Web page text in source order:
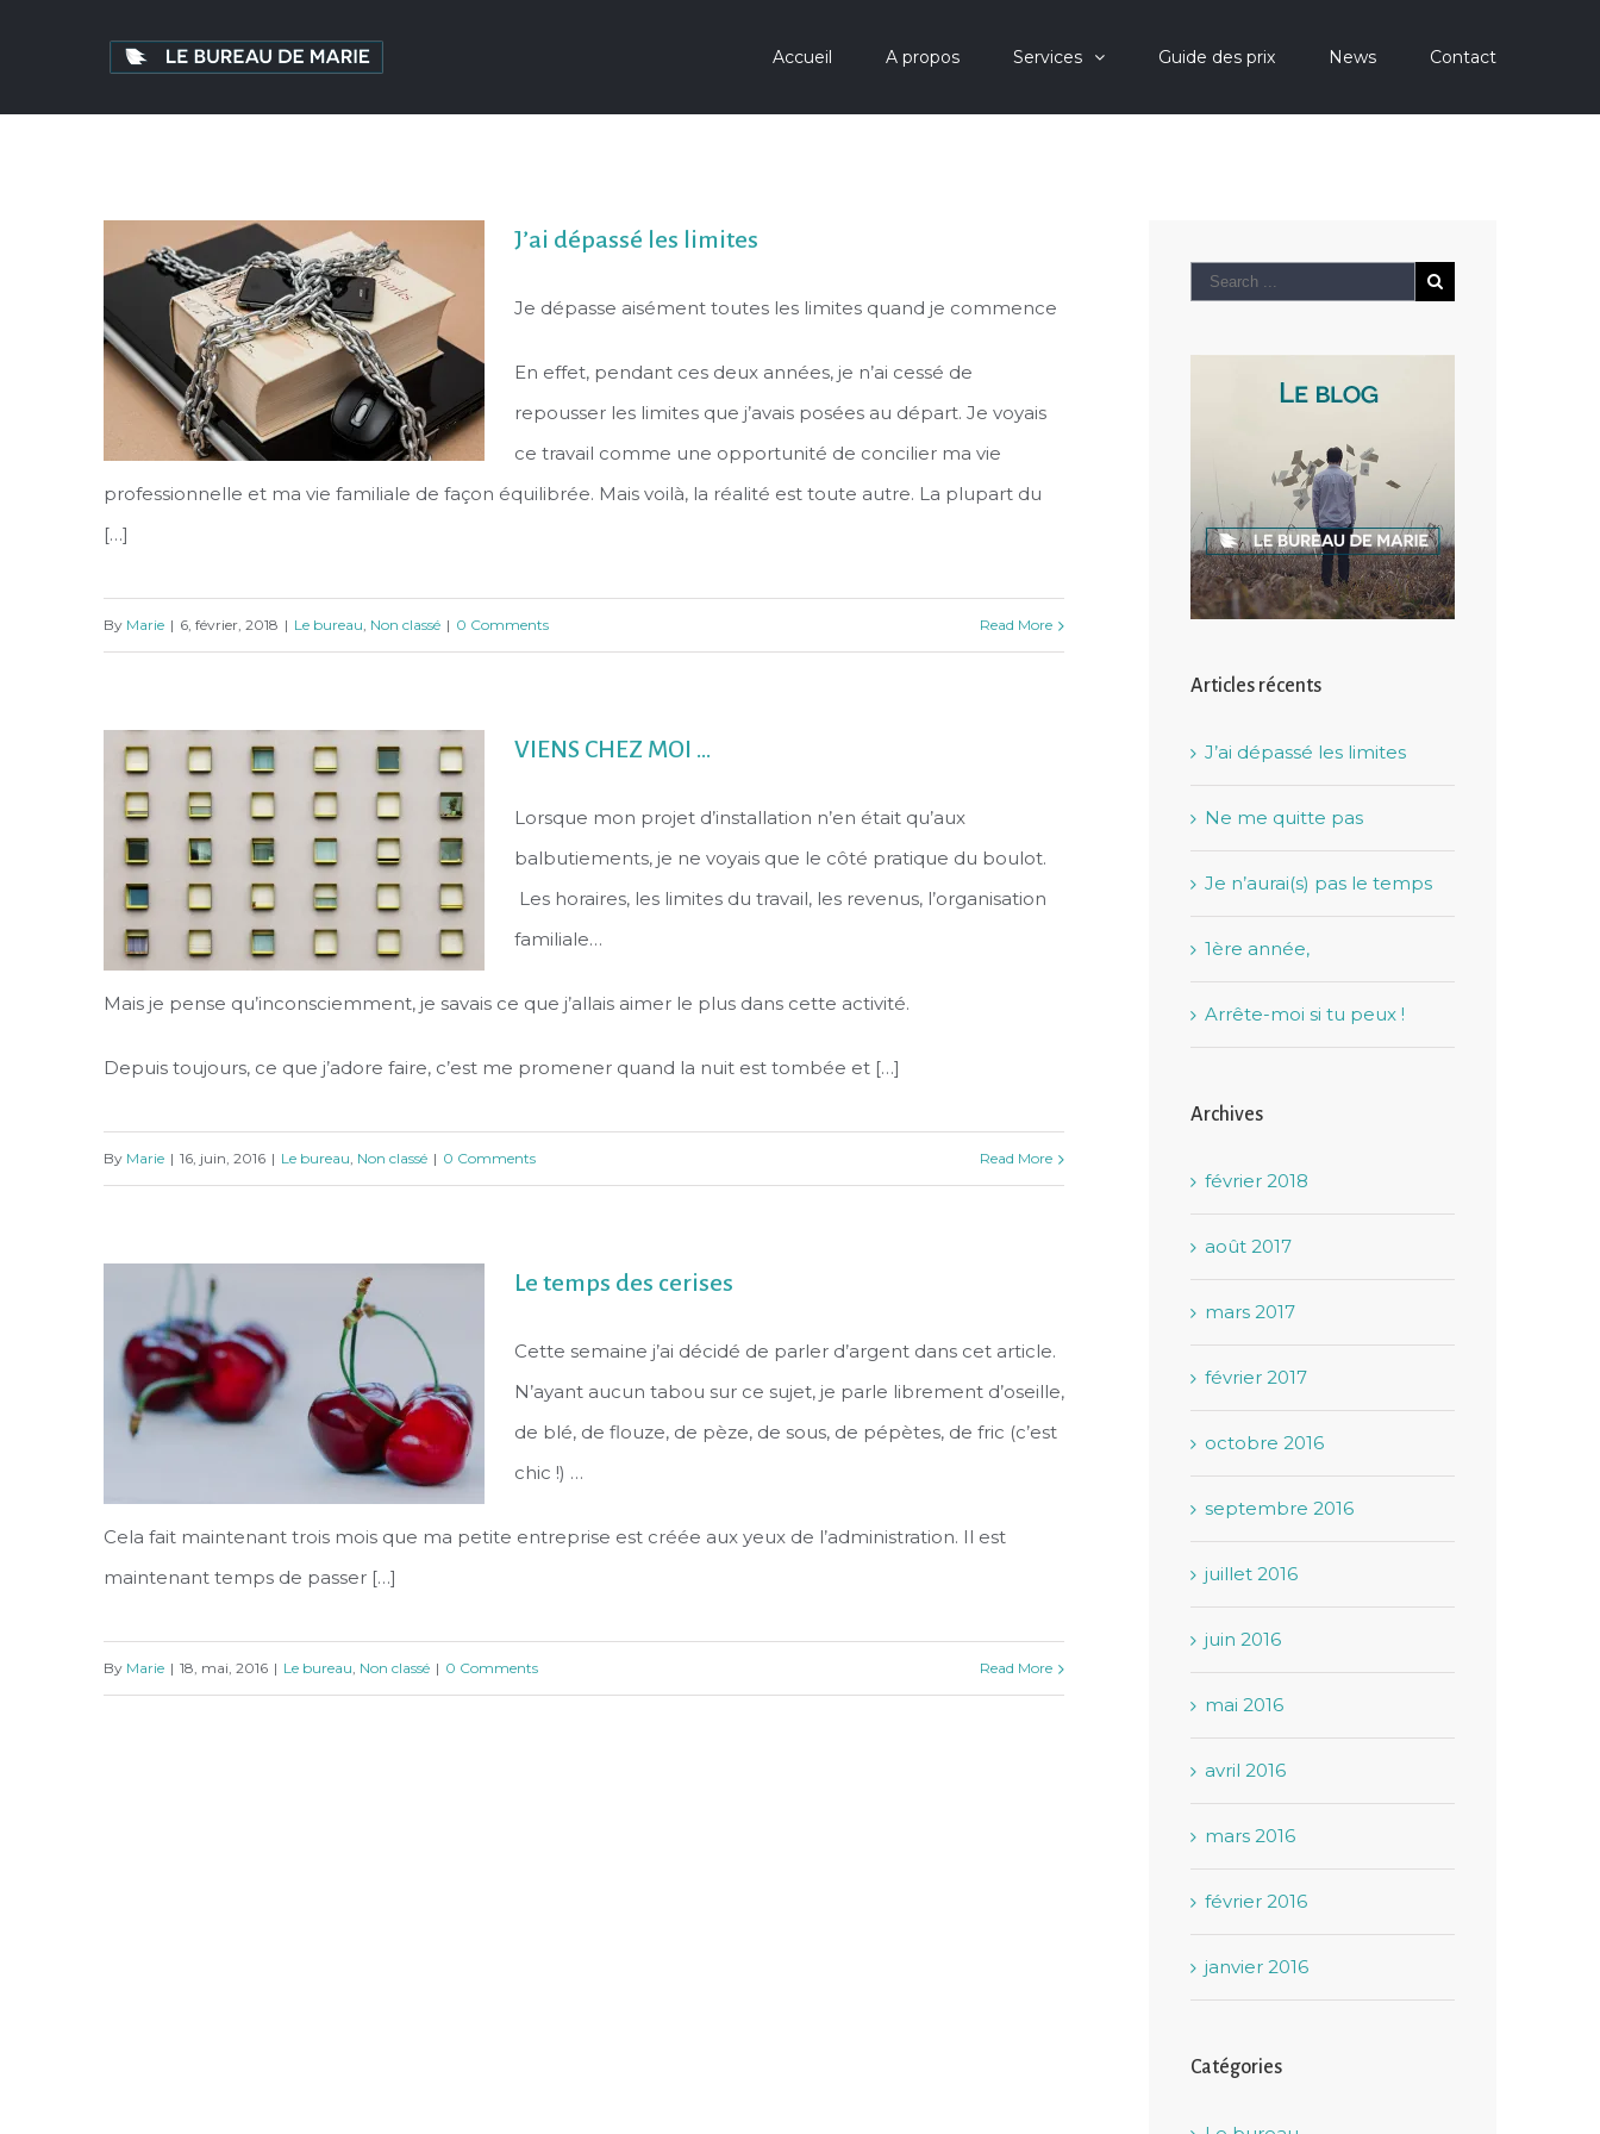
Accueil A propos Services Guide des prix News Contact
J’ai dépassé les limites
Je dépasse aisément toutes les limites quand je commence
En effet, pendant ces deux années, je n’ai cessé de
repousser les limites que j’avais posées au départ. Je voyais
ce travail comme une opportunité de concilier ma vie
professionnelle et ma vie familiale de façon équilibrée. Mais voilà, la réalité est toute autre. La plupart du
[…]
By Marie | 6, février, 2018 | Le bureau, Non classé | 0 Comments Read More
VIENS CHEZ MOI …
Lorsque mon projet d’installation n’en était qu’aux
balbutiements, je ne voyais que le côté pratique du boulot.
Les horaires, les limites du travail, les revenus, l’organisation
familiale…
Mais je pense qu’inconsciemment, je savais ce que j’allais aimer le plus dans cette activité.
Depuis toujours, ce que j’adore faire, c’est me promener quand la nuit est tombée et […]
By Marie | 16, juin, 2016 | Le bureau, Non classé | 0 Comments Read More
Le temps des cerises
Cette semaine j’ai décidé de parler d’argent dans cet article.
N’ayant aucun tabou sur ce sujet, je parle librement d’oseille,
de blé, de flouze, de pèze, de sous, de pépètes, de fric (c’est
chic !) …
Cela fait maintenant trois mois que ma petite entreprise est créée aux yeux de l’administration. Il est
maintenant temps de passer […]
By Marie | 18, mai, 2016 | Le bureau, Non classé | 0 Comments Read More
Articles récents
J’ai dépassé les limites
Ne me quitte pas
Je n’aurai(s) pas le temps
1ère année,
Arrête-moi si tu peux !
Archives
février 2018
août 2017
mars 2017
février 2017
octobre 2016
septembre 2016
juillet 2016
juin 2016
mai 2016
avril 2016
mars 2016
février 2016
janvier 2016
Catégories